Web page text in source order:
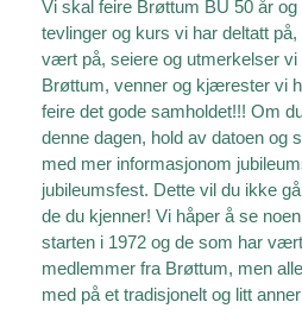
Vi skal feire Brøttum BU 50 år
tevlinger og kurs vi har deltatt
vært på, seiere og utmerkelser vi
Brøttum, venner og kjærester vi
feire det gode samholdet!!! Om
denne dagen, hold av datoen og
med mer informasjonom
jubileumsfest. Dette vil du ikke
de du kjenner! Vi håper å se
starten i 1972 og de som har
medlemmer fra Brøttum, men
med på et tradisjonelt og litt